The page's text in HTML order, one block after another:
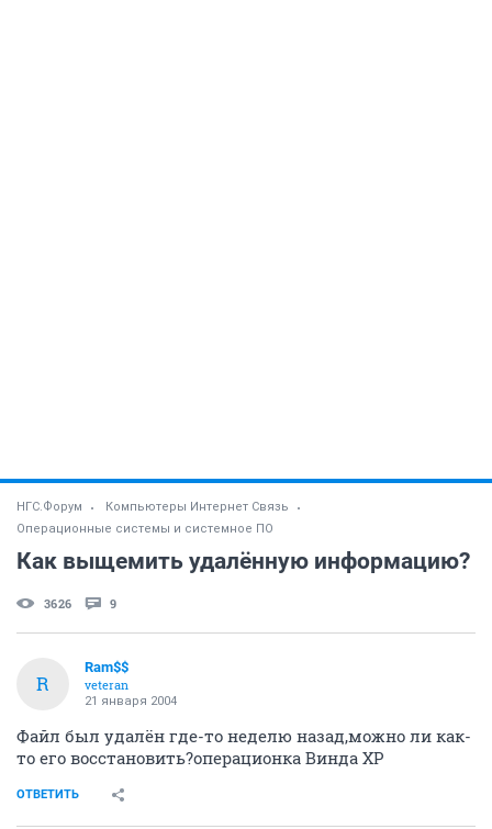
НГС.Форум
Компьютеры Интернет Связь
Операционные системы и системное ПО
Как выщемить удалённую информацию?
3626 9
R
Ram$$
veteran
21 января 2004
Файл был удалён где-то неделю назад,можно ли как-
то его восстановить?операционка Винда ХР
ОТВЕТИТЬ